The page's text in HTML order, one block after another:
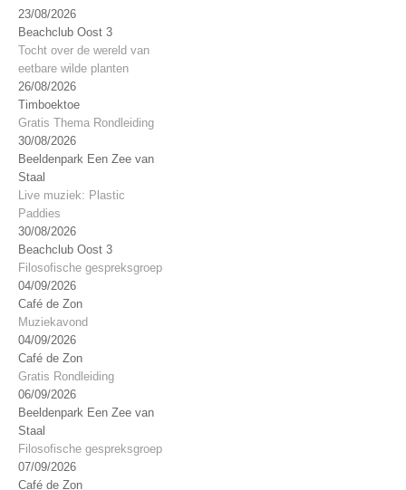
23/08/2026
Beachclub Oost 3
Tocht over de wereld van
eetbare wilde planten
26/08/2026
Timboektoe
Gratis Thema Rondleiding
30/08/2026
Beeldenpark Een Zee van
Staal
Live muziek: Plastic
Paddies
30/08/2026
Beachclub Oost 3
Filosofische gespreksgroep
04/09/2026
Café de Zon
Muziekavond
04/09/2026
Café de Zon
Gratis Rondleiding
06/09/2026
Beeldenpark Een Zee van
Staal
Filosofische gespreksgroep
07/09/2026
Café de Zon